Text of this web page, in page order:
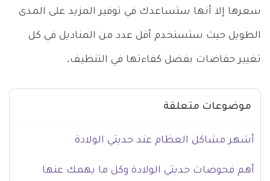
سعرها إلا أنها ستساعدك في توفير المزيد على المدى
الطويل حيث ستستخدم أقل عدد من المناديل في كل
تغيير حفاضات بفضل كفاءتها في التنظيف.
موضوعات متعلقة
أشهر مشاكل العظام عند حديثي الولادة
أهم فحوصات حديثي الولادة وكل ما يهمك عنها